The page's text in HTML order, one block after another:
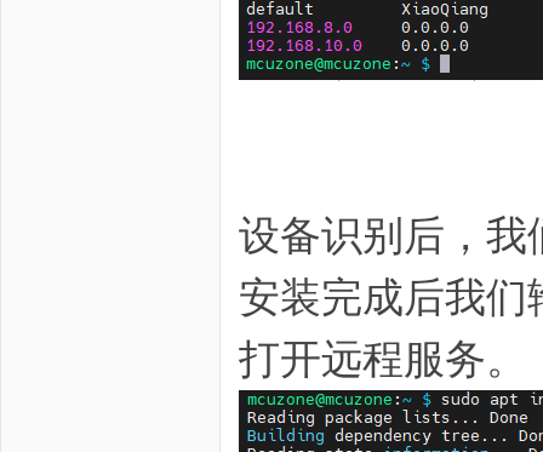
设备识别后，我
安装完成后我们
打开远程服务。